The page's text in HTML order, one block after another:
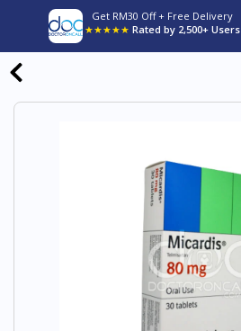
Get RM30 Off + Free Delivery
★★★★★ Rated by 2,500+ Users